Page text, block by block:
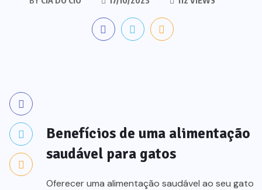
Benefícios de uma alimentação
saudável para gatos
Oferecer uma alimentação saudável ao seu gato